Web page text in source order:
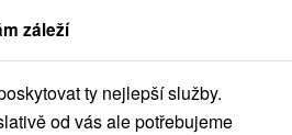
Žilinský kraj Ivachnová
záleží
ty nejlepší služby.
od vás ale potřebujeme